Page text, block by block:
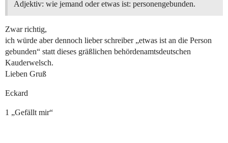
Adjektiv: wie jemand oder etwas ist: personengebunden.
Zwar richtig,
ich würde aber dennoch lieber schreiber „etwas ist an die Person
gebunden“ statt dieses gräßlichen behördenamtsdeutschen
Kauderwelsch.
Lieben Gruß
Eckard
1 „Gefällt mir“